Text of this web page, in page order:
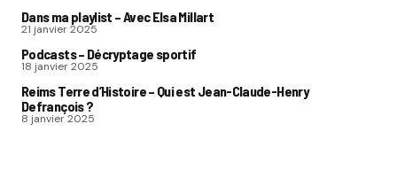
Dans ma playlist – Avec Elsa Millart
21 janvier 2025
Podcasts – Décryptage sportif
18 janvier 2025
Reims Terre d’Histoire – Qui est Jean-Claude-Henry
Defrançois ?
8 janvier 2025